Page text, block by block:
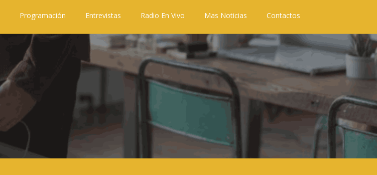
Programación Entrevistas Radio En Vivo Mas Noticias Contactos